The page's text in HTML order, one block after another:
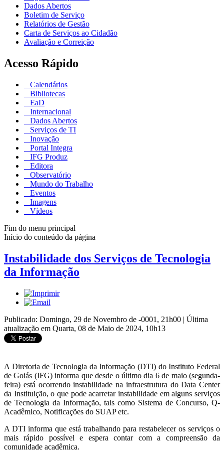
Dados Abertos
Boletim de Serviço
Relatórios de Gestão
Carta de Serviços ao Cidadão
Avaliação e Correição
Acesso Rápido
Calendários
Bibliotecas
EaD
Internacional
Dados Abertos
Serviços de TI
Inovação
Portal Integra
IFG Produz
Editora
Observatório
Mundo do Trabalho
Eventos
Imagens
Vídeos
Fim do menu principal
Início do conteúdo da página
Instabilidade dos Serviços de Tecnologia
da Informação
Publicado: Domingo, 29 de Novembro de -0001, 21h00 | Última
atualização em Quarta, 08 de Maio de 2024, 10h13
A Diretoria de Tecnologia da Informação (DTI) do Instituto Federal
de Goiás (IFG) informa que desde o último dia 6 de maio (segunda-
feira) está ocorrendo instabilidade na infraestrutura do Data Center
da Instituição, o que pode acarretar instabilidade em alguns serviços
de Tecnologia da Informação, tais como Sistema de Concurso, Q-
Acadêmico, Notificações do SUAP etc.
A DTI informa que está trabalhando para restabelecer os serviços o
mais rápido possível e espera contar com a compreensão da
comunidade acadêmica.